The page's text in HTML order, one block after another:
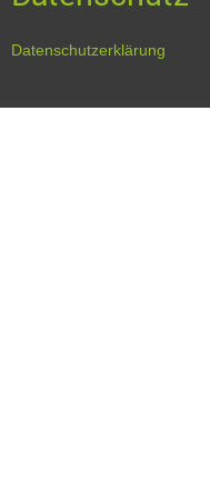
Datenschutzerklärung